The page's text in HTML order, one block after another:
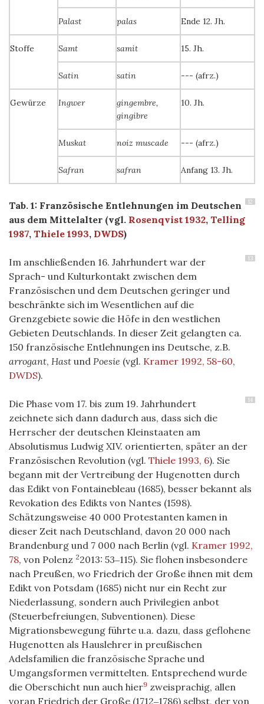
Palast palas Ende 12. Jh.
Stoffe Samt samit 15. Jh.
Satin satin --- (afrz.)
Gewürze Ingwer
gingembre,
gingibre
10. Jh.
Muskat noiz muscade --- (afrz.)
Safran safran Anfang 13. Jh.
12
Tab. 1: Französische Entlehnungen im Deutschen
aus dem Mittelalter (vgl. Rosenqvist 1932, Telling
1987, Thiele 1993, DWDS)
13
Im anschließenden 16. Jahrhundert war der
Sprach- und Kulturkontakt zwischen dem
Französischen und dem Deutschen geringer und
beschränkte sich im Wesentlichen auf die
Grenzgebiete sowie die Höfe in den westlichen
Gebieten Deutschlands. In dieser Zeit gelangten ca.
150 französische Entlehnungen ins Deutsche, z.B.
arrogant, Hast und Poesie (vgl. Kramer 1992, 58-60,
DWDS).
14
Die Phase vom 17. bis zum 19. Jahrhundert
zeichnete sich dann dadurch aus, dass sich die
Herrscher der deutschen Kleinstaaten am
Absolutismus Ludwig XIV. orientierten, später an der
Französischen Revolution (vgl. Thiele 1993, 6). Sie
begann mit der Vertreibung der Hugenotten durch
das Edikt von Fontainebleau (1685), besser bekannt als
Revokation des Edikts von Nantes (1598).
Schätzungsweise 40 000 Protestanten kamen in
dieser Zeit nach Deutschland, davon 20 000 nach
Brandenburg und 7 000 nach Berlin (vgl. Kramer 1992,
78, von Polenz 22013: 53‒115). Sie flohen insbesondere
nach Preußen, wo Friedrich der Große ihnen mit dem
Edikt von Potsdam (1685) nicht nur ein Recht zur
Niederlassung, sondern auch Privilegien anbot
(Steuerbefreiungen, Subventionen). Diese
Migrationsbewegung führte u.a. dazu, dass geflohene
Hugenotten als Hauslehrer in preußischen
Adelsfamilien die französische Sprache und
Umgangsformen vermittelten. Entsprechend wurde
die Oberschicht nun auch hier9 zweisprachig, allen
voran Friedrich der Große (1712‒1786) selbst, der von